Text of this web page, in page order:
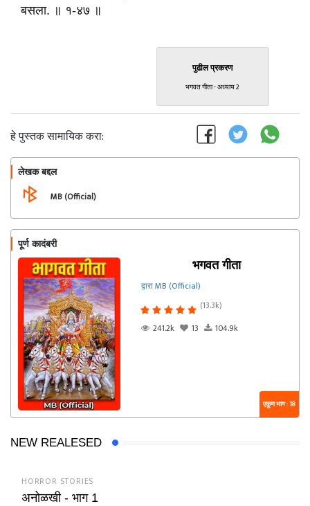
बसला. ॥ १-४७ ॥
पुढील प्रकरण
भगवत गीता - अध्याय 2
हे पुस्तक सामायिक करा:
लेखक बद्दल
MB (Official)
पूर्ण कादंबरी
भगवत गीता
द्वारा MB (Official)
(13.3k)
241.2k
13 104.9k
एकूण भाग : 18
NEW REALESED
HORROR STORIES
अनोळखी - भाग 1